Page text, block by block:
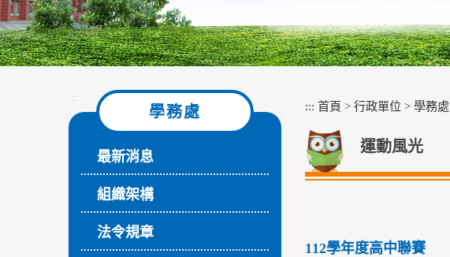
:::
學務處
最新消息
組織架構
法令規章
::: 首頁 > 行政單位 > 學務處
運動風光
112學年度高中聯賽